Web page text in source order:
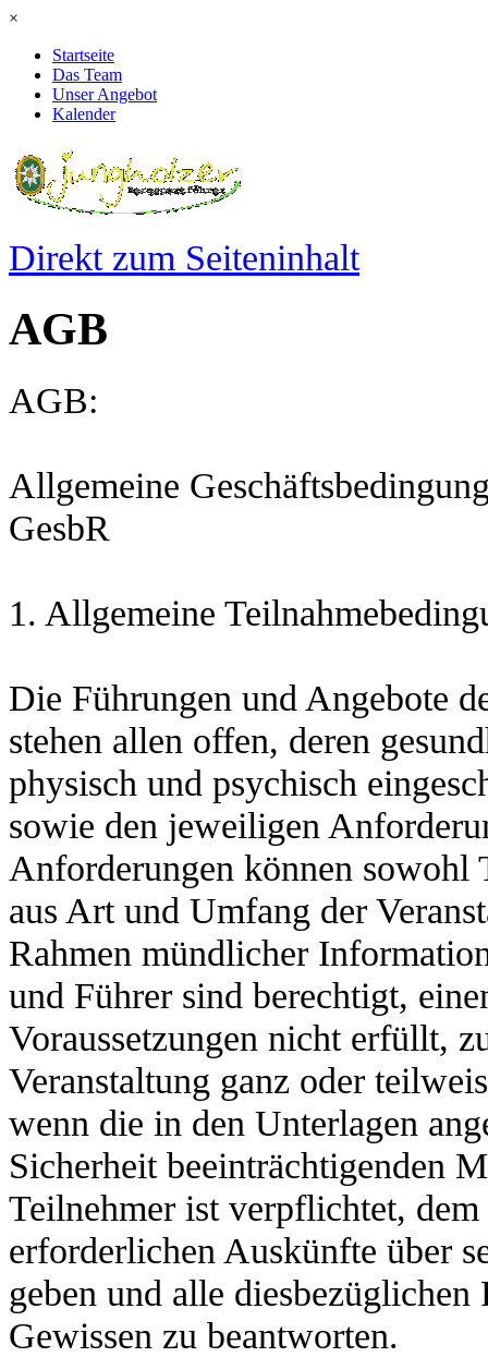
×
Startseite
Das Team
Unser Angebot
Kalender
Direkt zum Seiteninhalt
AGB
AGB:
Allgemeine
GesbR
1. Allgemeine
Die Führungen und Angebote
stehen allen offen, deren
physisch und psychisch
sowie den jeweiligen
Anforderungen können sowohl
aus Art und Umfang der
Rahmen mündlicher
und Führer sind berechtigt,
Voraussetzungen nicht erfüllt,
Veranstaltung ganz oder
wenn die in den Unterlagen
Sicherheit beeinträchtigenden
Teilnehmer ist verpflichtet,
erforderlichen Auskünfte über
geben und alle diesbezüglichen
Gewissen zu beantworten.